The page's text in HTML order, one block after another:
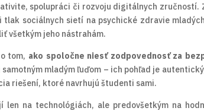
spolupráci či rozvoju digitálnych zručností.
sociálnych sietí na psychické zdravie
všetkým jeho nástrahám.
tom, ako spoločne niesť zodpovednosť za
mladým ľuďom – ich pohľad je
riešení, ktoré navrhujú študenti sami.
na technológiách, ale predovšetkým na